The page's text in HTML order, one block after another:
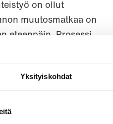
Yksityiskohdat
on ollut
muutosmatkaa on
eteenpäin. Prosessi
vahvasti uusia
lisää COR